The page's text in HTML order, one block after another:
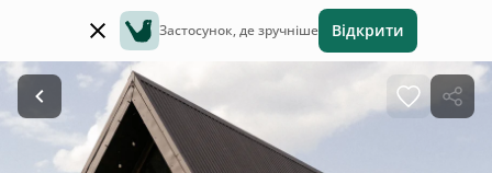
Застосунок, де зручніше Відкрити